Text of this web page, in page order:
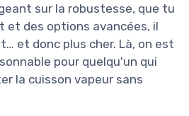
sur la robustesse, que tu
et des options avancées, il
et donc plus cher. Là, on est
pour quelqu'un qui
la cuisson vapeur sans